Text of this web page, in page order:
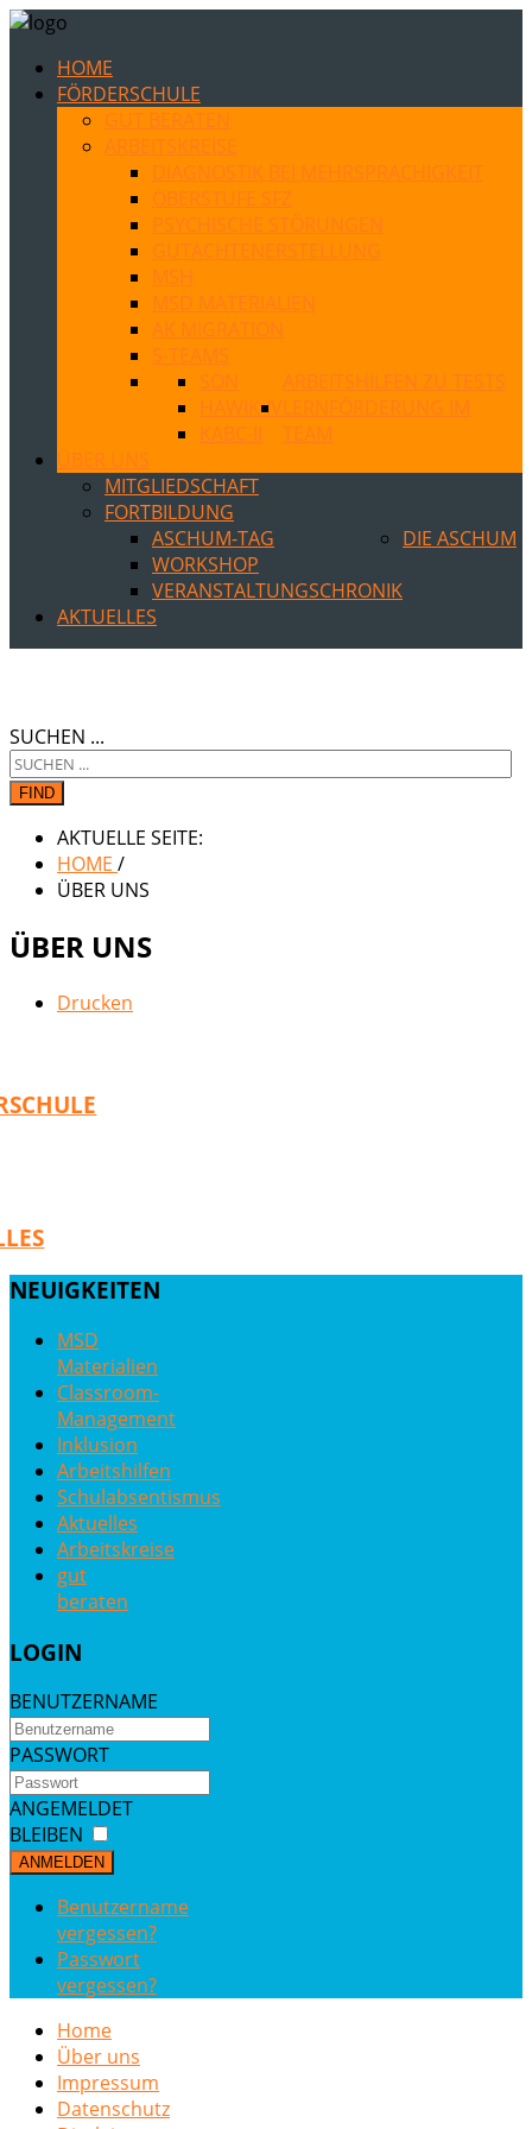
HOME
FÖRDERSCHULE
GUT BERATEN
ARBEITSKREISE
DIAGNOSTIK BEI MEHRSPRACHIGKEIT
OBERSTUFE SFZ
PSYCHISCHE STÖRUNGEN
GUTACHTENERSTELLUNG
MSH
MSD MATERIALIEN
AK MIGRATION
S-TEAMS
ARBEITSHILFEN ZU TESTS
SON
HAWIK-IV
KABC-II
LERNFÖRDERUNG IM
TEAM
ÜBER UNS
MITGLIEDSCHAFT
FORTBILDUNG
ASCHUM-TAG
WORKSHOP
VERANSTALTUNGSCHRONIK
DIE ASCHUM
AKTUELLES
SUCHEN ...
FIND
AKTUELLE SEITE:
HOME /
ÜBER UNS
ÜBER UNS
Drucken
NEUIGKEITEN
MSD
Materialien
Classroom-
Management
Inklusion
Arbeitshilfen
Schulabsentismus
Aktuelles
Arbeitskreise
gut
beraten
LOGIN
BENUTZERNAME
PASSWORT
ANGEMELDET
BLEIBEN
ANMELDEN
Benutzername
vergessen?
Passwort
vergessen?
Home
Über uns
Impressum
Datenschutz